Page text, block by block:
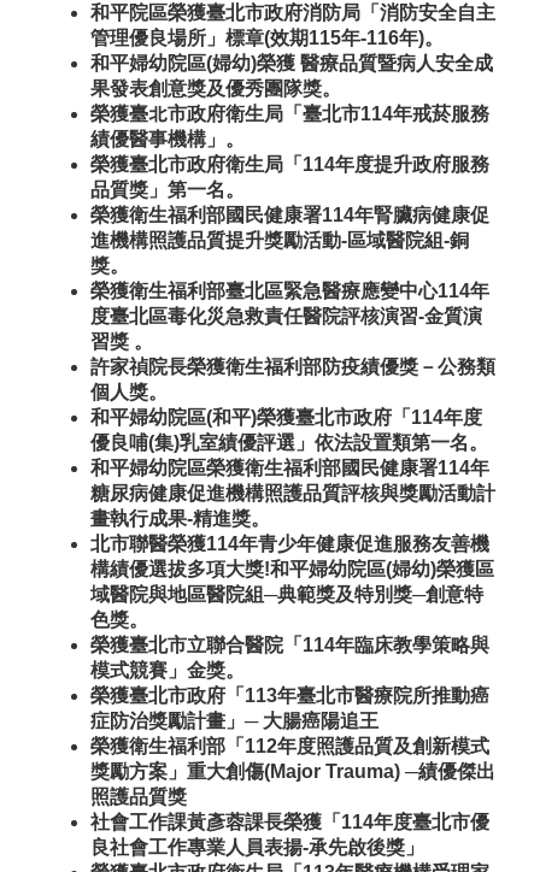
和平院區榮獲臺北市政府消防局「消防安全自主
管理優良場所」標章(效期115年-116年)。
和平婦幼院區(婦幼)榮獲 醫療品質暨病人安全成
果發表創意獎及優秀團隊獎。
榮獲臺北市政府衛生局「臺北市114年戒菸服務
績優醫事機構」。
榮獲臺北市政府衛生局「114年度提升政府服務
品質獎」第一名。
榮獲衛生福利部國民健康署114年腎臟病健康促
進機構照護品質提升獎勵活動-區域醫院組-銅
獎。
榮獲衛生福利部臺北區緊急醫療應變中心114年
度臺北區毒化災急救責任醫院評核演習-金質演
習獎 。
許家禎院長榮獲衛生福利部防疫績優獎－公務類
個人獎。
和平婦幼院區(和平)榮獲臺北市政府「114年度
優良哺(集)乳室績優評選」依法設置類第一名。
和平婦幼院區榮獲衛生福利部國民健康署114年
糖尿病健康促進機構照護品質評核與獎勵活動計
畫執行成果-精進獎。
北市聯醫榮獲114年青少年健康促進服務友善機
構績優選拔多項大獎!和平婦幼院區(婦幼)榮獲區
域醫院與地區醫院組─典範獎及特別獎─創意特
色獎。
榮獲臺北市立聯合醫院「114年臨床教學策略與
模式競賽」金獎。
榮獲臺北市政府「113年臺北市醫療院所推動癌
症防治獎勵計畫」─ 大腸癌陽追王
榮獲衛生福利部「112年度照護品質及創新模式
獎勵方案」重大創傷(Major Trauma) ─績優傑出
照護品質獎
社會工作課黃彥蓉課長榮獲「114年度臺北市優
良社會工作專業人員表揚-承先啟後獎」